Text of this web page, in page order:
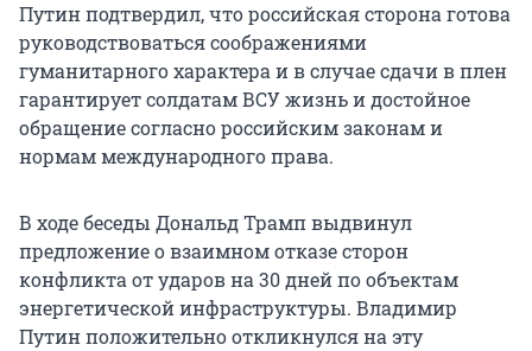
Путин подтвердил, что российская сторона готова
руководствоваться соображениями
гуманитарного характера и в случае сдачи в плен
гарантирует солдатам ВСУ жизнь и достойное
обращение согласно российским законам и
нормам международного права.
В ходе беседы Дональд Трамп выдвинул
предложение о взаимном отказе сторон
конфликта от ударов на 30 дней по объектам
энергетической инфраструктуры. Владимир
Путин положительно откликнулся на эту